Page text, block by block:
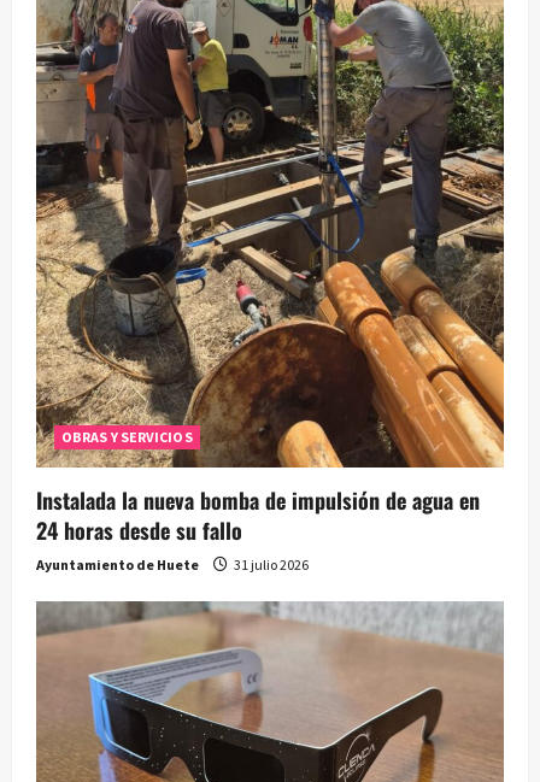
OBRAS Y SERVICIOS
Instalada la nueva bomba de impulsión de agua en
24 horas desde su fallo
Ayuntamiento de Huete 31 julio 2026